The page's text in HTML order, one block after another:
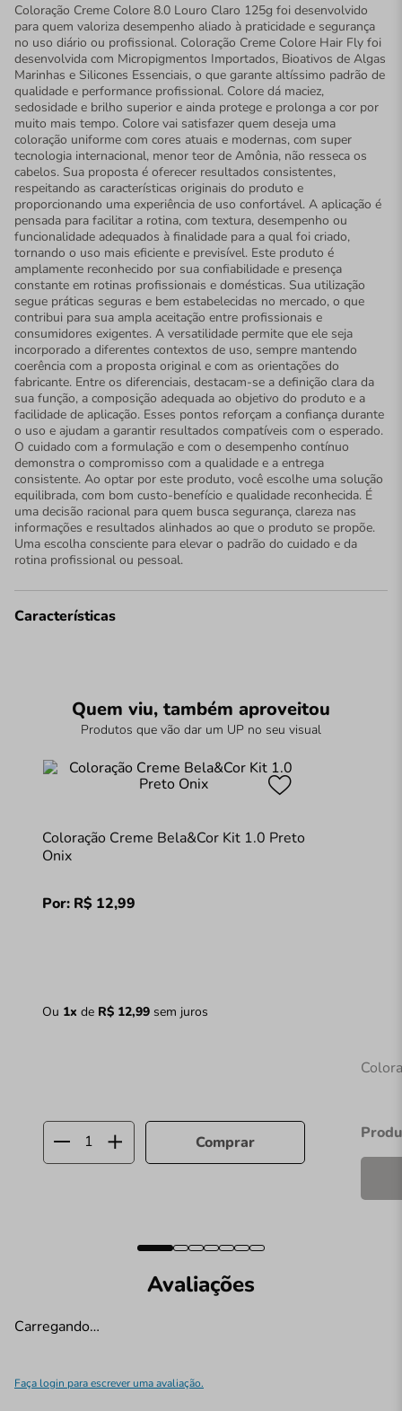
Coloração Creme Colore 8.0 Louro Claro 125g foi desenvolvido
para quem valoriza desempenho aliado à praticidade e segurança
no uso diário ou profissional. Coloração Creme Colore Hair Fly foi
desenvolvida com Micropigmentos Importados, Bioativos de Algas
Marinhas e Silicones Essenciais, o que garante altíssimo padrão de
qualidade e performance profissional. Colore dá maciez,
sedosidade e brilho superior e ainda protege e prolonga a cor por
muito mais tempo. Colore vai satisfazer quem deseja uma
coloração uniforme com cores atuais e modernas, com super
tecnologia internacional, menor teor de Amônia, não resseca os
cabelos. Sua proposta é oferecer resultados consistentes,
respeitando as características originais do produto e
proporcionando uma experiência de uso confortável. A aplicação é
pensada para facilitar a rotina, com textura, desempenho ou
funcionalidade adequados à finalidade para a qual foi criado,
tornando o uso mais eficiente e previsível. Este produto é
amplamente reconhecido por sua confiabilidade e presença
constante em rotinas profissionais e domésticas. Sua utilização
segue práticas seguras e bem estabelecidas no mercado, o que
contribui para sua ampla aceitação entre profissionais e
consumidores exigentes. A versatilidade permite que ele seja
incorporado a diferentes contextos de uso, sempre mantendo
coerência com a proposta original e com as orientações do
fabricante. Entre os diferenciais, destacam-se a definição clara da
sua função, a composição adequada ao objetivo do produto e a
facilidade de aplicação. Esses pontos reforçam a confiança durante
o uso e ajudam a garantir resultados compatíveis com o esperado.
O cuidado com a formulação e com o desempenho contínuo
demonstra o compromisso com a qualidade e a entrega
consistente. Ao optar por este produto, você escolhe uma solução
equilibrada, com bom custo-benefício e qualidade reconhecida. É
uma decisão racional para quem busca segurança, clareza nas
informações e resultados alinhados ao que o produto se propõe.
Uma escolha consciente para elevar o padrão do cuidado e da
rotina profissional ou pessoal.
Características
Quem viu, também aproveitou
Produtos que vão dar um UP no seu visual
Coloração Creme Bela&Cor Kit 1.0 Preto
Onix
Por: R$ 12,99
Ou 1x de R$ 12,99sem juros
Comprar
Avaliações
Carregando…
Faça login para escrever uma avaliação.